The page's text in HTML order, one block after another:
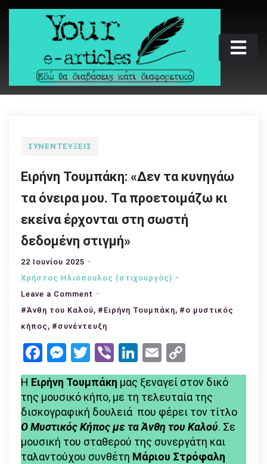
Skip
Your e-articles
Εδώ θα διαβάσεις κάτι διαφορετικό
ΣΥΝΕΝΤΕΎΞΕΙΣ
Ειρήνη Τουμπάκη: «Δεν τα κυνηγάω
τα όνειρα μου. Τα προετοιμάζω κι
εκείνα έρχονται στη σωστή
δεδομένη στιγμή»
22 Ιουνίου 2025
Χρήστος Ηλιόπουλος (στιχουργός)
Leave a Comment on
Ειρήνη
Τουμπάκη:
τα
τα
όνειρα
μου.
Τα
προετοιμάζω
κι
#Άνθη του Καλού, #Ειρήνη Τουμπάκη, #ο μυστικός
κήπος , #συνέντευξη
Facebook
Messenger
Twitter
ViberLinkedIn
Email
Link
Η Ειρήνη Τουμπάκη μας ξεναγεί στον δικό
της μουσικό κήπο, με τη τελευταία της
δισκογραφική δουλειά που φέρει τον τίτλο
Ο Μυστικός Κήπος με τα Άνθη του Καλού. Σε
μουσική του σταθερού της συνεργάτη και
ταλαντούχου συνθέτη Μάριου Στρόφαλη